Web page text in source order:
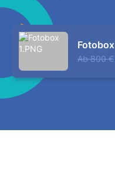
Fotobox
Ab 800 €